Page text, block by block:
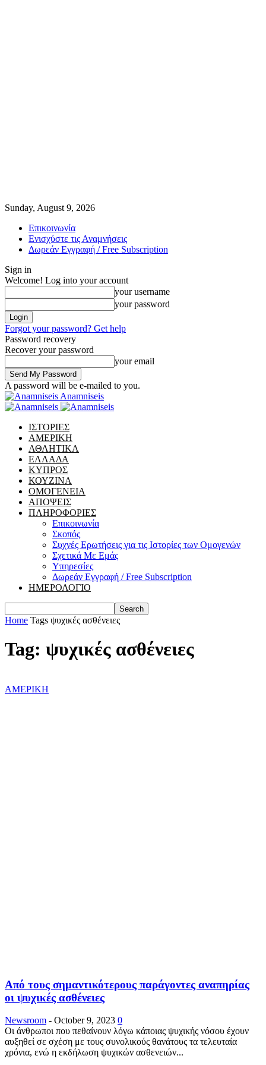
Sunday, August 9, 2026
Επικοινωνία
Ενισχύστε τις Αναμνήσεις
Δωρεάν Εγγραφή / Free Subscription
Sign in
Welcome! Log into your account
your username
your password
Forgot your password? Get help
Password recovery
Recover your password
your email
A password will be e-mailed to you.
Anamniseis
ΙΣΤΟΡΙΕΣ
ΑΜΕΡΙΚΗ
ΑΘΛΗΤΙΚΑ
ΕΛΛΑΔΑ
ΚΥΠΡΟΣ
ΚΟΥΖΙΝΑ
ΟΜΟΓΕΝΕΙΑ
ΑΠΟΨΕΙΣ
ΠΛΗΡΟΦΟΡΙΕΣ
Επικοινωνία
Σκοπός
Συχνές Ερωτήσεις για τις Ιστορίες των Ομογενών
Σχετικά Με Εμάς
Υπηρεσίες
Δωρεάν Εγγραφή / Free Subscription
ΗΜΕΡΟΛΟΓΙΟ
Home Tags ψυχικές ασθένειες
Tag: ψυχικές ασθένειες
ΑΜΕΡΙΚΗ
Από τους σημαντικότερους παράγοντες αναπηρίας
οι ψυχικές ασθένειες
Newsroom - October 9, 2023 0
Οι άνθρωποι που πεθαίνουν λόγω κάποιας ψυχικής νόσου έχουν
αυξηθεί σε σχέση με τους συνολικούς θανάτους τα τελευταία
χρόνια, ενώ η εκδήλωση ψυχικών ασθενειών...